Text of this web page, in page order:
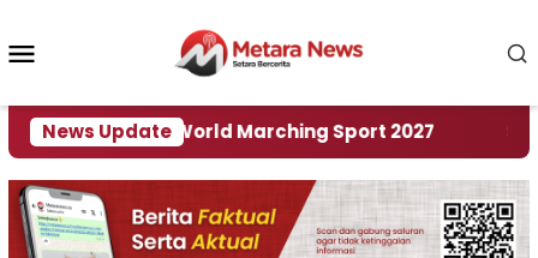
konten
News Update
Rumah World Marching Sport 2027 ‎Soal